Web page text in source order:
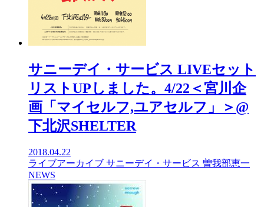
サニーデイ・サービス LIVEセット
リストUPしました。4/22＜宮川企
画「マイセルフ,ユアセルフ」＞@
下北沢SHELTER
2018.04.22
ライブアーカイブ サニーデイ・サービス 曽我部恵一
NEWS